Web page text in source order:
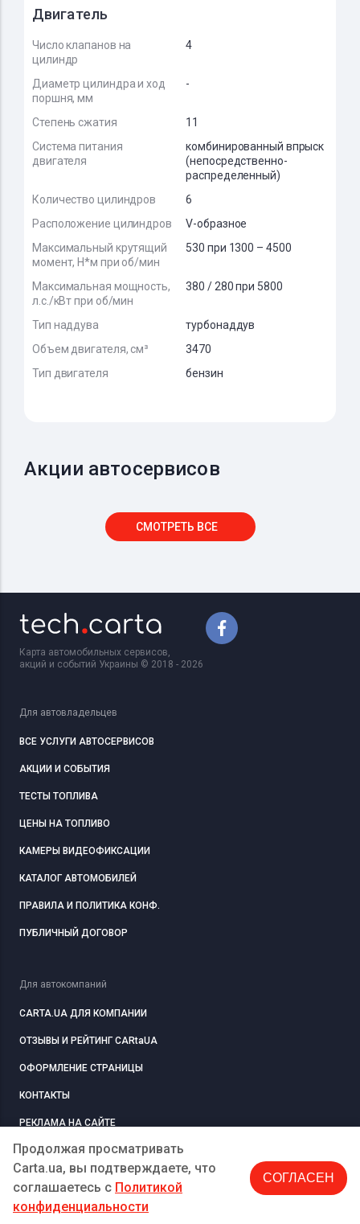
Двигатель
Число клапанов на
цилиндр
4
Диаметр цилиндра и ход
поршня, мм
-
Степень сжатия
11
Система питания
двигателя
комбинированный впрыск
(непосредственно-
распределенный)
Количество цилиндров
6
Расположение цилиндров
V-образное
Максимальный крутящий
момент, Н*м при об/мин
530 при 1300 – 4500
Максимальная мощность,
л.с./кВт при об/мин
380 / 280 при 5800
Тип наддува
турбонаддув
Объем двигателя, см³
3470
Тип двигателя
бензин
Акции автосервисов
СМОТРЕТЬ ВСЕ
Продолжая просматривать
Carta.ua, вы подтверждаете, что
соглашаетесь c Политикой
конфиденциальности
СОГЛАСЕН
Карта автомобильных сервисов,
акций и событий Украины © 2018 - 2026
Для автовладельцев
ВСЕ УСЛУГИ АВТОСЕРВИСОВ
АКЦИИ И СОБЫТИЯ
ТЕСТЫ ТОПЛИВА
ЦЕНЫ НА ТОПЛИВО
КАМЕРЫ ВИДЕОФИКСАЦИИ
КАТАЛОГ АВТОМОБИЛЕЙ
ПРАВИЛА И ПОЛИТИКА КОНФ.
ПУБЛИЧНЫЙ ДОГОВОР
Для автокомпаний
CARTA.UA ДЛЯ КОМПАНИИ
ОТЗЫВЫ И РЕЙТИНГ CARtaUA
ОФОРМЛЕНИЕ СТРАНИЦЫ
КОНТАКТЫ
РЕКЛАМА НА САЙТЕ
РЕГИСТРАЦИЯ КОМПАНИЮ